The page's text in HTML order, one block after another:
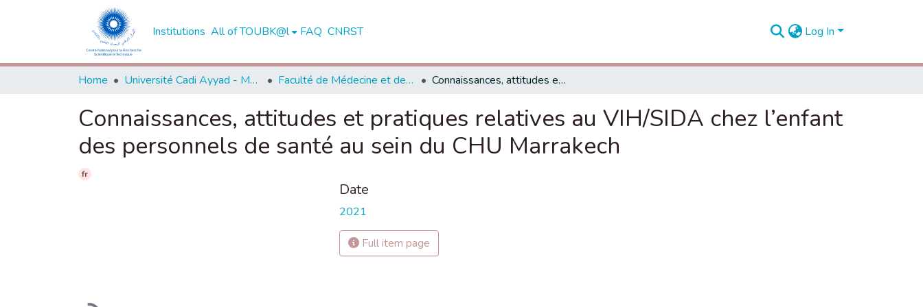
Institutions All of TOUBK@l FAQ CNRST Log In
Home Université Cadi Ayyad - Marrakech Faculté de Médecine et de Pharmacie - Marrakech Connaissances, attitudes et pratiques relatives au VIH/SIDA chez l’enfant des personnels de santé au sein du CHU Marrakech
Connaissances, attitudes et pratiques relatives au VIH/SIDA chez l’enfant
des personnels de santé au sein du CHU Marrakech
fr
Date
2021
Full item page